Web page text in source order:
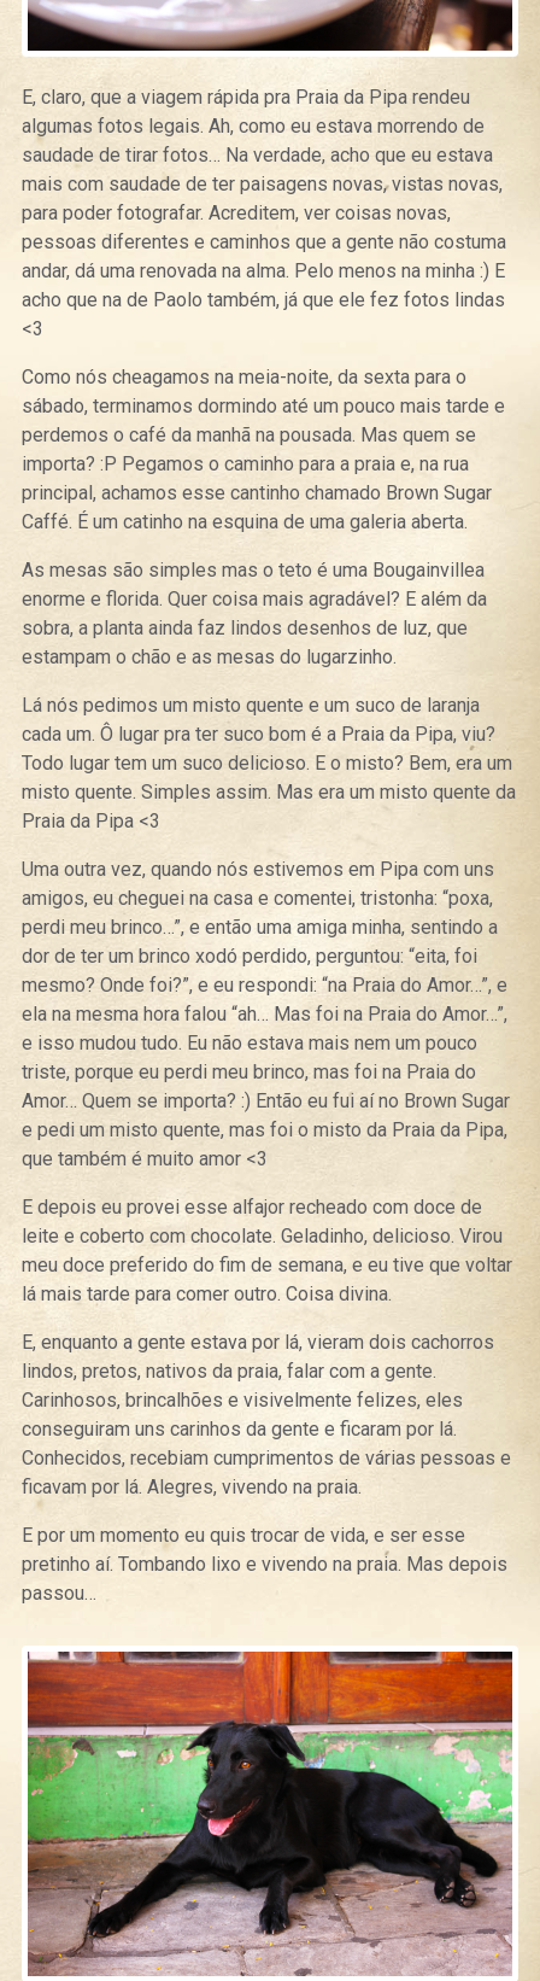
E, claro, que a viagem rápida pra Praia da Pipa rendeu
algumas fotos legais. Ah, como eu estava morrendo de
saudade de tirar fotos… Na verdade, acho que eu estava
mais com saudade de ter paisagens novas, vistas novas,
para poder fotografar. Acreditem, ver coisas novas,
pessoas diferentes e caminhos que a gente não costuma
andar, dá uma renovada na alma. Pelo menos na minha :) E
acho que na de Paolo também, já que ele fez fotos lindas
<3
Como nós cheagamos na meia-noite, da sexta para o
sábado, terminamos dormindo até um pouco mais tarde e
perdemos o café da manhã na pousada. Mas quem se
importa? :P Pegamos o caminho para a praia e, na rua
principal, achamos esse cantinho chamado Brown Sugar
Caffé. É um catinho na esquina de uma galeria aberta.
As mesas são simples mas o teto é uma Bougainvillea
enorme e florida. Quer coisa mais agradável? E além da
sobra, a planta ainda faz lindos desenhos de luz, que
estampam o chão e as mesas do lugarzinho.
Lá nós pedimos um misto quente e um suco de laranja
cada um. Ô lugar pra ter suco bom é a Praia da Pipa, viu?
Todo lugar tem um suco delicioso. E o misto? Bem, era um
misto quente. Simples assim. Mas era um misto quente da
Praia da Pipa <3
Uma outra vez, quando nós estivemos em Pipa com uns
amigos, eu cheguei na casa e comentei, tristonha: “poxa,
perdi meu brinco…”, e então uma amiga minha, sentindo a
dor de ter um brinco xodó perdido, perguntou: “eita, foi
mesmo? Onde foi?”, e eu respondi: “na Praia do Amor…”, e
ela na mesma hora falou “ah… Mas foi na Praia do Amor…”,
e isso mudou tudo. Eu não estava mais nem um pouco
triste, porque eu perdi meu brinco, mas foi na Praia do
Amor… Quem se importa? :) Então eu fui aí no Brown Sugar
e pedi um misto quente, mas foi o misto da Praia da Pipa,
que também é muito amor <3
E depois eu provei esse alfajor recheado com doce de
leite e coberto com chocolate. Geladinho, delicioso. Virou
meu doce preferido do fim de semana, e eu tive que voltar
lá mais tarde para comer outro. Coisa divina.
E, enquanto a gente estava por lá, vieram dois cachorros
lindos, pretos, nativos da praia, falar com a gente.
Carinhosos, brincalhões e visivelmente felizes, eles
conseguiram uns carinhos da gente e ficaram por lá.
Conhecidos, recebiam cumprimentos de várias pessoas e
ficavam por lá. Alegres, vivendo na praia.
E por um momento eu quis trocar de vida, e ser esse
pretinho aí. Tombando lixo e vivendo na praia. Mas depois
passou…